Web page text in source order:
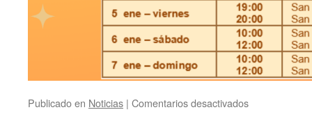
Publicado en Noticias | Comentarios desactivados